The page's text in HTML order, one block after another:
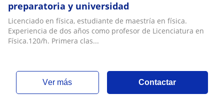
preparatoria y universidad
Licenciado en física, estudiante de maestría en física.
Experiencia de dos años como profesor de Licenciatura en
Física.120/h. Primera clas...
ver más Contactar